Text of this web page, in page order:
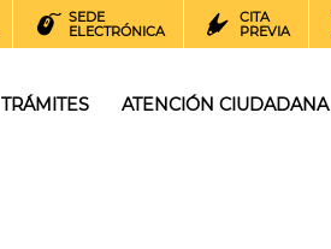
SEDE
ELECTRÓNICA
CITA
PREVIA
TRÁMITES ATENCIÓN CIUDADANA